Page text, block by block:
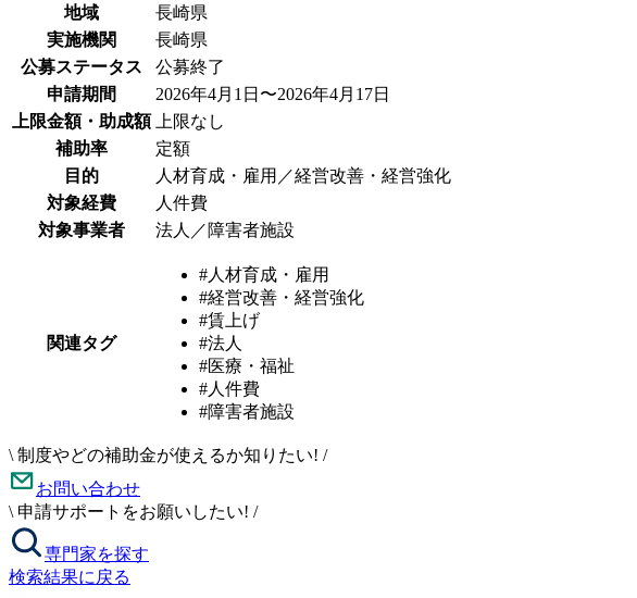
地域
長崎県
実施機関
長崎県
公募ステータス
公募終了
申請期間
2026年4月1日〜2026年4月17日
上限金額・助成額
上限なし
補助率
定額
目的
人材育成・雇用／経営改善・経営強化
対象経費
人件費
対象事業者
法人／障害者施設
関連タグ
#人材育成・雇用
#経営改善・経営強化
#賃上げ
#法人
#医療・福祉
#人件費
#障害者施設
\ 制度やどの補助金が使えるか知りたい! /
お問い合わせ
\ 申請サポートをお願いしたい! /
専門家を探す
検索結果に戻る